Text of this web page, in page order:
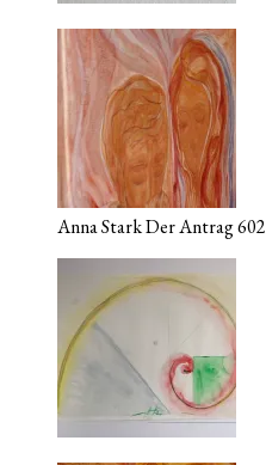
Anna Stark Der Antrag 602